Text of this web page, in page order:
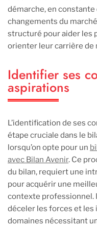
démarche, en constante
changements du
structuré pour aider les
orienter leur carrière
Identifier ses
aspirations
L’identification de ses
étape cruciale dans le
lorsqu’on opte pour un
avec Bilan Avenir. Ce
du bilan, requiert une
pour acquérir une
contexte professionnel.
déceler les forces et les
domaines nécessitant